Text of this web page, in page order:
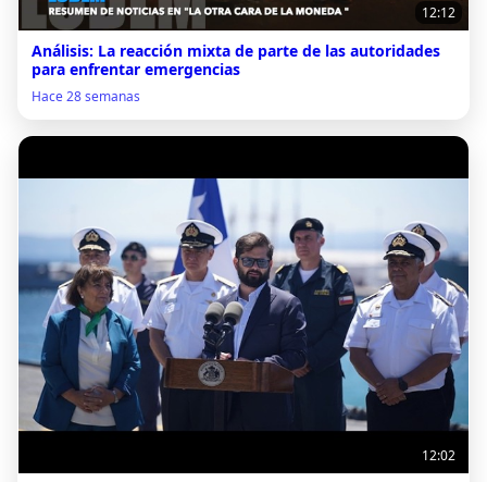
12:12
Análisis: La reacción mixta de parte de las autoridades
para enfrentar emergencias
Hace 28 semanas
12:02